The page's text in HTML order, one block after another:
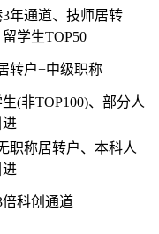
3年通道、技师居转
留学生TOP50
转户+中级职称
(非TOP100)、部分人
进
职称居转户、本科人
进
倍科创通道